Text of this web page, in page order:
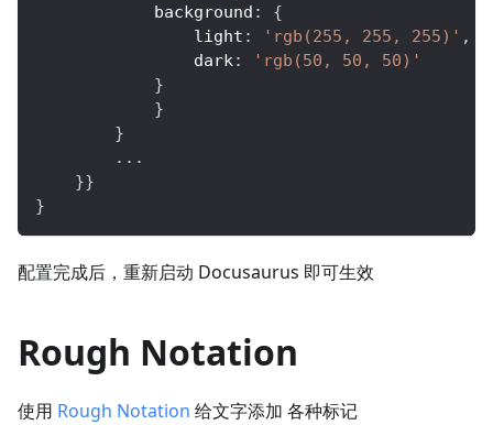
background :
{
light : 'rgb(255, 255, 255)' ,
dark:
'rgb(50, 50, 50)'
}
}
}
...
}}
}
配置完成后，重新启动 Docusaurus 即可生效
Rough Notation
使用 Rough Notation 给文字添加 各种标记